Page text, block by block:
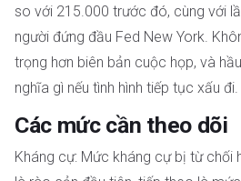
so với 215.000 trước đó, cùng với
người đứng đầu Fed New York.
trọng hơn biên bản cuộc họp, và
nghĩa gì nếu tình hình tiếp tục xấu đi.
Các mức cần theo dõi
Kháng cự: Mức kháng cự bị từ chối